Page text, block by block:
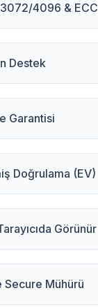
4096 & ECC
Destek
Garantisi
Doğrulama (EV)
Görünür
Secure Mühürü